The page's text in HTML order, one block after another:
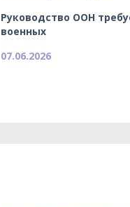
Руководство ООН
военных
07.06.2026